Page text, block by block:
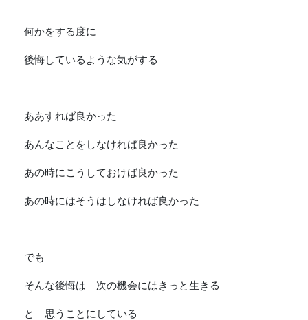
何かをする度に
後悔しているような気がする
ああすれば良かった
あんなことをしなければ良かった
あの時にこうしておけば良かった
あの時にはそうはしなければ良かった
でも
そんな後悔は 次の機会にはきっと生きる
と 思うことにしている